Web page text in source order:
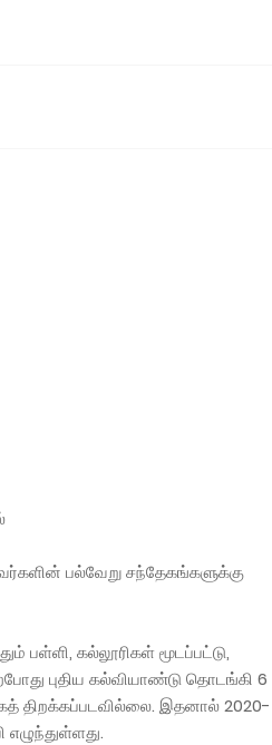
பல்வேறு சந்தேகங்களுக்கு
பள்ளி, கல்லூரிகள் மூடப்பட்டு,
புதிய கல்வியாண்டு தொடங்கி 6
திறக்கப்படவில்லை. இதனால் 2020-